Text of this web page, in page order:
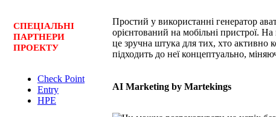
СПЕЦІАЛЬНІ
ПАРТНЕРИ
ПРОЕКТУ
Check Point
Entry
HPE
Простий у використанні генератор
орієнтований на мобільні пристрої.
це зручна штука для тих, хто активно
підходить до неї концептуально,
AI Marketing by Martekings